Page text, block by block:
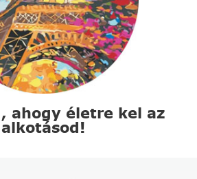
ahogy életre kel az
alkotásod!